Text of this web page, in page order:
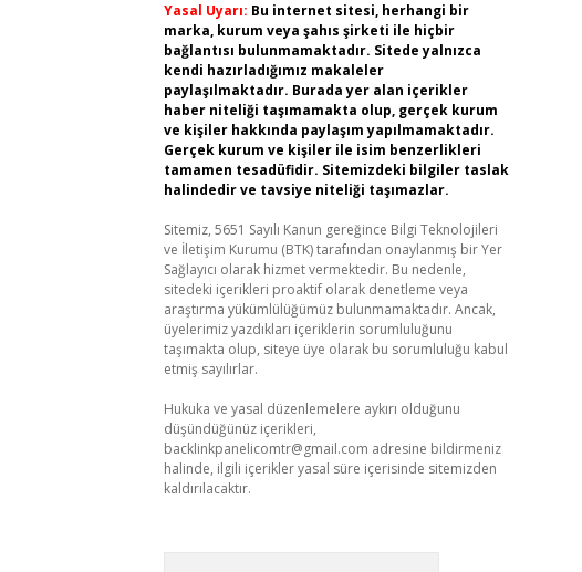
Yasal Uyarı: Bu internet sitesi, herhangi bir
marka, kurum veya şahıs şirketi ile hiçbir
bağlantısı bulunmamaktadır. Sitede yalnızca
kendi hazırladığımız makaleler
paylaşılmaktadır. Burada yer alan içerikler
haber niteliği taşımamakta olup, gerçek kurum
ve kişiler hakkında paylaşım yapılmamaktadır.
Gerçek kurum ve kişiler ile isim benzerlikleri
tamamen tesadüfidir. Sitemizdeki bilgiler taslak
halindedir ve tavsiye niteliği taşımazlar.
Sitemiz, 5651 Sayılı Kanun gereğince Bilgi Teknolojileri
ve İletişim Kurumu (BTK) tarafından onaylanmış bir Yer
Sağlayıcı olarak hizmet vermektedir. Bu nedenle,
sitedeki içerikleri proaktif olarak denetleme veya
araştırma yükümlülüğümüz bulunmamaktadır. Ancak,
üyelerimiz yazdıkları içeriklerin sorumluluğunu
taşımakta olup, siteye üye olarak bu sorumluluğu kabul
etmiş sayılırlar.
Hukuka ve yasal düzenlemelere aykırı olduğunu
düşündüğünüz içerikleri,
backlinkpanelicomtr@gmail.com adresine bildirmeniz
halinde, ilgili içerikler yasal süre içerisinde sitemizden
kaldırılacaktır.